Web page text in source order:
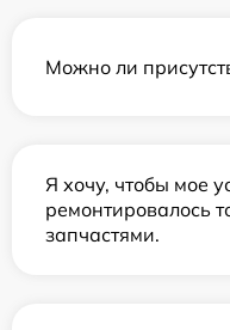
Можно ли
Я хочу, чтобы мое
ремонтировалось
запчастями.